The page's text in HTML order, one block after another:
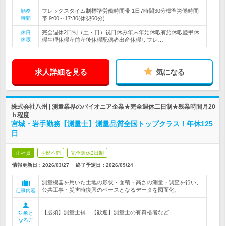
勤務
時間
フレックスタイム制標準労働時間帯 1日7時間30分標準労働時間
帯 9:00～17:30(休憩60分)…
休日
休暇
完全週休2日制（土・日）祝日休み年末年始休暇有給休暇慶弔休
暇生理休暇産前産後休暇配偶者出産休暇リフレ…
求人詳細を見る 気になる
株式会社八州 | 測量業界のパイオニア企業★完全週休二日制★残業時間月20
ｈ程度
宮城・岩手勤務【測量士】測量品質全国トップクラス！年休125
日
正社員 学歴不問 完全週休2日制
情報更新日：2026/03/27 終了予定日： 2026/09/24
仕事内容
測量機器を用いた土地の形状・面積・高さの測量・調査を行い、
公共工事・災害時復興のベースとなるデータを図面化。
対象と
なる方
【必須】測量士補 【歓迎】測量士の有資格者など